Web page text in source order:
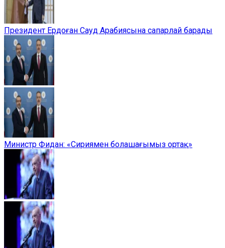
Президент Ердоған Сауд Арабиясына сапарлай барады
Министр Фидан: «Сириямен болашағымыз ортақ»